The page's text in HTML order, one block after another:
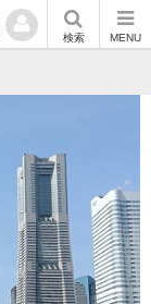
検索 MENU